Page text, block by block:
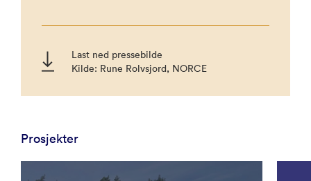
Last ned pressebilde
Kilde: Rune Rolvsjord, NORCE
Prosjekter